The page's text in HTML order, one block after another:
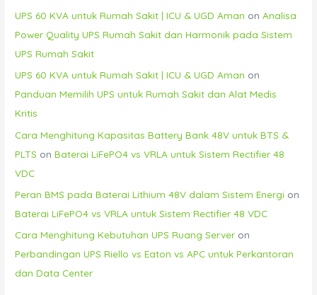
UPS 60 KVA untuk Rumah Sakit | ICU & UGD Aman onAnalisa
Power Quality UPS Rumah Sakit dan Harmonik pada Sistem
UPS Rumah Sakit
UPS 60 KVA untuk Rumah Sakit | ICU & UGD Aman on
Panduan Memilih UPS untuk Rumah Sakit dan Alat Medis
Kritis
Cara Menghitung Kapasitas Battery Bank 48V untuk BTS &
PLTS onBaterai LiFePO4 vs VRLA untuk Sistem Rectifier 48
VDC
Peran BMS pada Baterai Lithium 48V dalam Sistem Energi on
Baterai LiFePO4 vs VRLA untuk Sistem Rectifier 48 VDC
Cara Menghitung Kebutuhan UPS Ruang Server on
Perbandingan UPS Riello vs Eaton vs APC untuk Perkantoran
dan Data Center